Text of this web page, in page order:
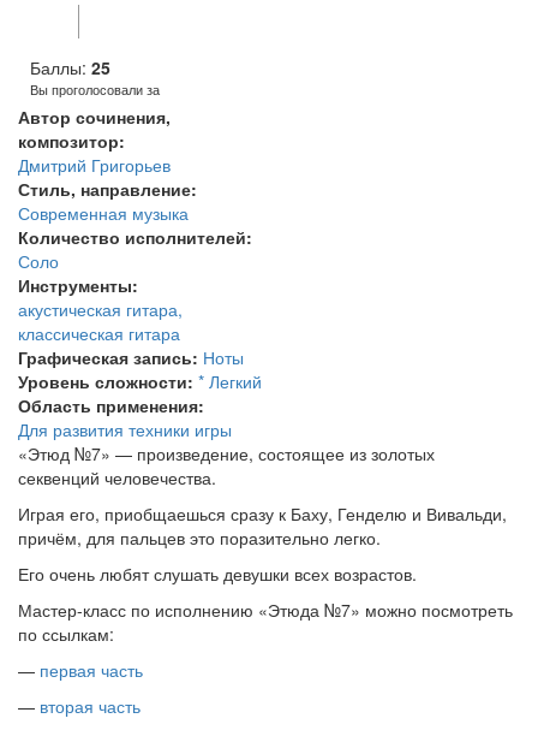
Баллы: 25
Вы проголосовали за
Автор сочинения,
композитор:
Дмитрий Григорьев
Стиль, направление:
Современная музыка
Количество исполнителей:
Соло
Инструменты:
акустическая гитара,
классическая гитара
Графическая запись: Ноты
Уровень сложности: * Легкий
Область применения:
Для развития техники игры
«Этюд №7» — произведение, состоящее из золотых
секвенций человечества.
Играя его, приобщаешься сразу к Баху, Генделю и Вивальди,
причём, для пальцев это поразительно легко.
Его очень любят слушать девушки всех возрастов.
Мастер-класс по исполнению «Этюда №7» можно посмотреть
по ссылкам:
— первая часть
— вторая часть